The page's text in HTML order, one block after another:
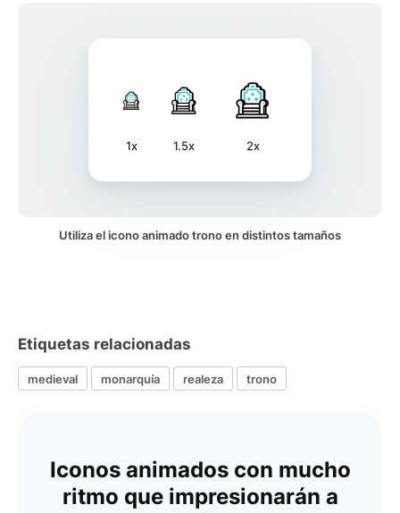
1x 1.5x 2x
Utiliza el icono animado trono en distintos tamaños
Etiquetas relacionadas
medieval monarquía realeza trono
Iconos animados con mucho
ritmo que impresionarán a